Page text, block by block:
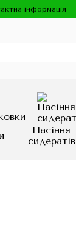
інформація
Насіння
сидератів